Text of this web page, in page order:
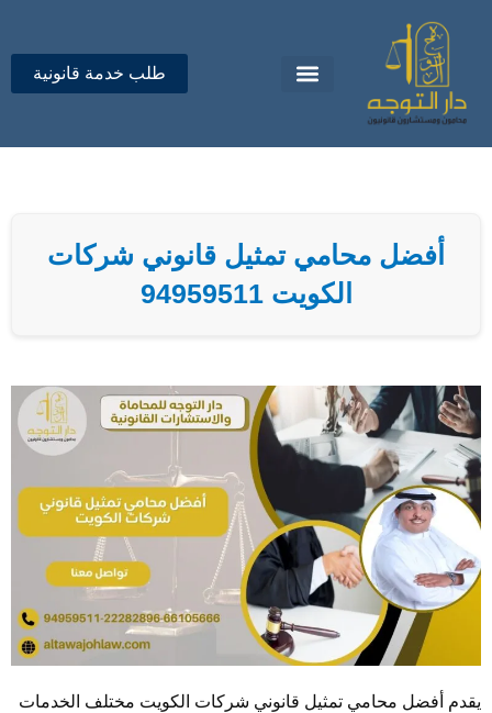
المحتوى
طلب خدمة قانونية
أفضل محامي تمثيل قانوني شركات
الكويت 94959511
يقدم أفضل محامي تمثيل قانوني شركات الكويت مختلف الخدمات